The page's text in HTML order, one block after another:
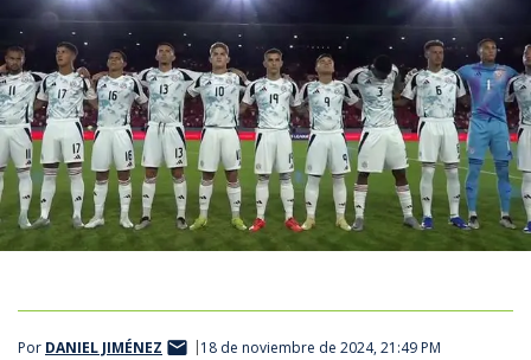
Por DANIEL JIMÉNEZ 18 de noviembre de 2024, 21:49 PM